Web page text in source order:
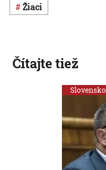
žiaci
Čítajte tiež
Slovensko